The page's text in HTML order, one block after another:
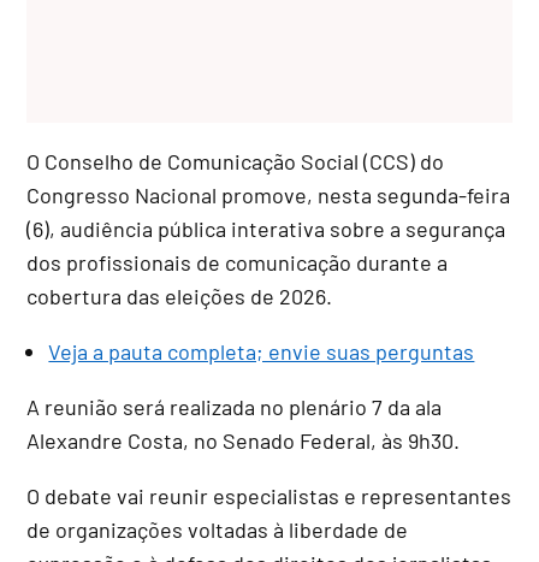
O Conselho de Comunicação Social (CCS) do
Congresso Nacional promove, nesta segunda-feira
(6), audiência pública interativa sobre a segurança
dos profissionais de comunicação durante a
cobertura das eleições de 2026.
Veja a pauta completa; envie suas perguntas
A reunião será realizada no plenário 7 da ala
Alexandre Costa, no Senado Federal, às 9h30.
O debate vai reunir especialistas e representantes
de organizações voltadas à liberdade de